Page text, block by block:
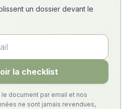
un dossier devant le
la checklist
document par email et nos
ne sont jamais revendues,